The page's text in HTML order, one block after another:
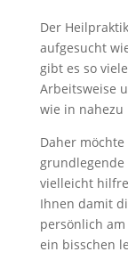
Der
aufgesucht
gibt es so
Arbeitsweise
wie in nahezu
Daher
grundlegende
vielleicht
Ihnen damit
persönlich
ein bisschen